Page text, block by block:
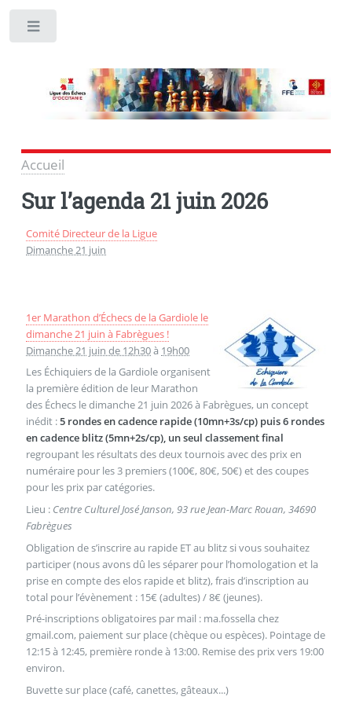
Accueil
Sur l’agenda 21 juin 2026
Comité Directeur de la Ligue
Dimanche 21 juin
1er Marathon d’Échecs de la Gardiole le
dimanche 21 juin à Fabrègues !
Dimanche 21 juin de 12h30à 19h00
Les Échiquiers de la Gardiole organisent
la première édition de leur Marathon
des Échecs le dimanche 21 juin 2026 à Fabrègues, un concept
inédit :5 rondes en cadence rapide (10mn+3s/cp) puis 6 rondes
en cadence blitz (5mn+2s/cp), un seul classement final
regroupant les résultats des deux tournois avec des prix en
numéraire pour les 3 premiers (100€, 80€, 50€) et des coupes
pour les prix par catégories.
Lieu : Centre Culturel José Janson, 93 rue Jean-Marc Rouan, 34690
Fabrègues
Obligation de s’inscrire au rapide ET au blitz si vous souhaitez
participer (nous avons dû les séparer pour l’homologation et la
prise en compte des elos rapide et blitz), frais d’inscription au
total pour l’évènement : 15€ (adultes) / 8€ (jeunes).
Pré-inscriptions obligatoires par mail : ma.fossella chez
gmail.com, paiement sur place (chèque ou espèces). Pointage de
12:15 à 12:45, première ronde à 13:00. Remise des prix vers 19:00
environ.
Buvette sur place (café, canettes, gâteaux...)